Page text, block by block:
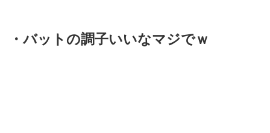
・バットの調子いいなマジでｗ